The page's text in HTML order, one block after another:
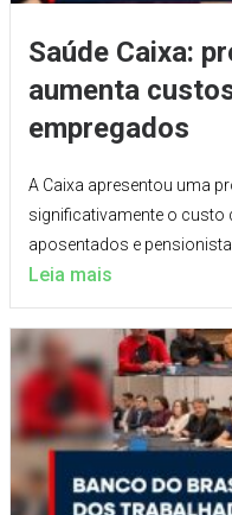
Saúde Caixa:
aumenta
empregados
A Caixa apresentou uma
significativamente o custo
aposentados e
Leia mais